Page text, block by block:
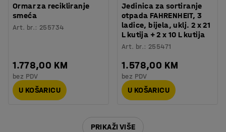
Ormar za recikliranje
smeća
Art. br.: 255734
1.778,00 KM
bez PDV
U KOŠARICU
Jedinica za sortiranje
otpada FAHRENHEIT, 3
ladice, bijela, uklj. 2 x 21
L kutija + 2 x 10 L kutija
Art. br.: 255471
1.578,00 KM
bez PDV
U KOŠARICU
PRIKAŽI VIŠE